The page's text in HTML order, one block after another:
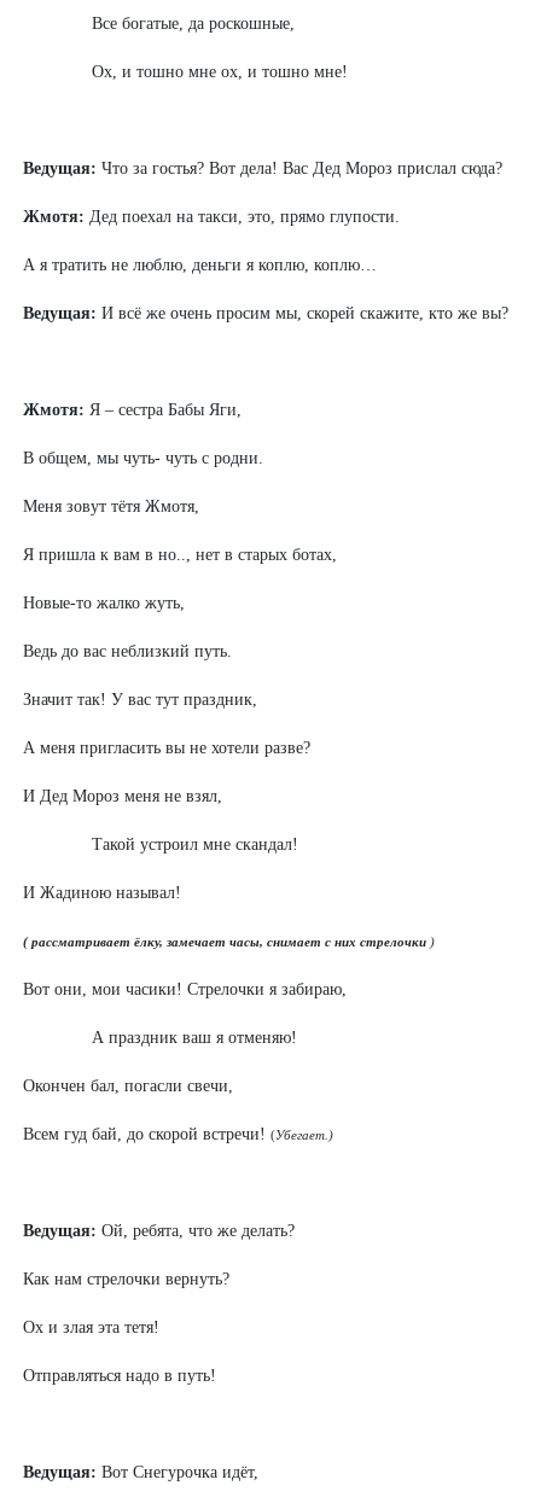
Все богатые, да роскошные,
Ох, и тошно мне ох, и тошно мне!
Ведущая: Что за гостья? Вот дела! Вас Дед Мороз прислал сюда?
Жмотя: Дед поехал на такси, это, прямо глупости.
А я тратить не люблю, деньги я коплю, коплю…
Ведущая: И всё же очень просим мы, скорей скажите, кто же вы?
Жмотя: Я – сестра Бабы Яги,
В общем, мы чуть- чуть с родни.
Меня зовут тётя Жмотя,
Я пришла к вам в но.., нет в старых ботах,
Новые-то жалко жуть,
Ведь до вас неблизкий путь.
Значит так! У вас тут праздник,
А меня пригласить вы не хотели разве?
И Дед Мороз меня не взял,
Такой устроил мне скандал!
И Жадиною называл!
( рассматривает ёлку, замечает часы, снимает с них стрелочки )
Вот они, мои часики! Стрелочки я забираю,
А праздник ваш я отменяю!
Окончен бал, погасли свечи,
Всем гуд бай, до скорой встречи!(Убегает.)
Ведущая: Ой, ребята, что же делать?
Как нам стрелочки вернуть?
Ох и злая эта тетя!
Отправляться надо в путь!
Ведущая: Вот Снегурочка идёт,